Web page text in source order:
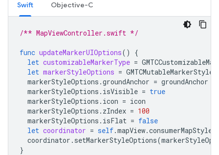
Swift Objective-C
/** MapViewController.swift */
func updateMarkerUIOptions()
{
let customizableMarkerType =
let markerStyleOptions =
markerStyleOptions .groundAnchor = groundAnchor
markerStyleOptions . isVisible = true
markerStyleOptions . icon = icon
markerStyleOptions . zIndex = 100
markerStyleOptions . isFlat = false
let coordinator = self.mapView.
coordinator . setMarkerStyleOptions(
}